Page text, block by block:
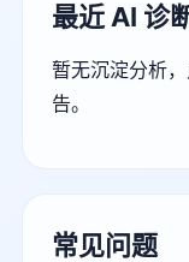
最近 AI 诊
暂无沉淀分析
告。
常见问题